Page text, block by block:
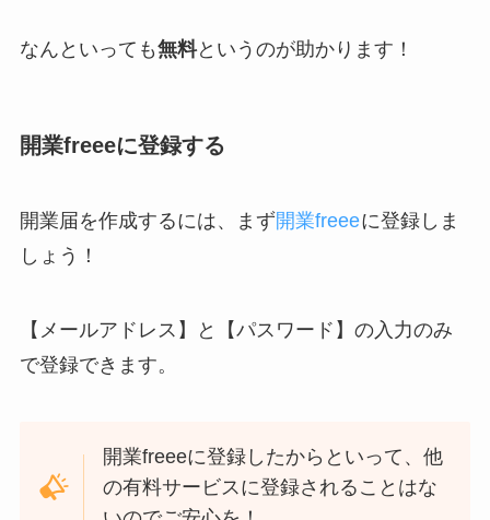
なんといっても無料というのが助かります！
開業freeeに登録する
開業届を作成するには、まず開業freeeに登録しま
しょう！
【メールアドレス】と【パスワード】の入力のみ
で登録できます。
開業freeeに登録したからといって、他
の有料サービスに登録されることはな